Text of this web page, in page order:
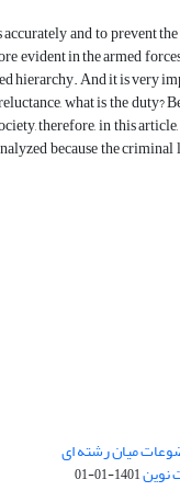
and to prevent
in the armed
hierarchy. And it is very
what is the
therefore, in this
because the
میان رشته ای
نوین1401-01-01